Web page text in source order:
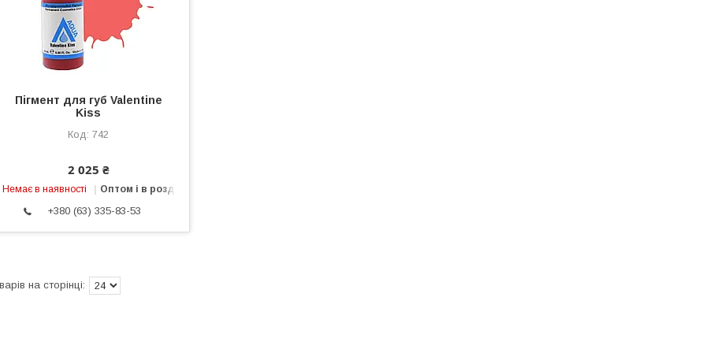
Пігмент для губ Valentine
Kiss
742
2 025 ₴
Немає в наявності Оптом і в роздріб
+380 (63) 335-83-53